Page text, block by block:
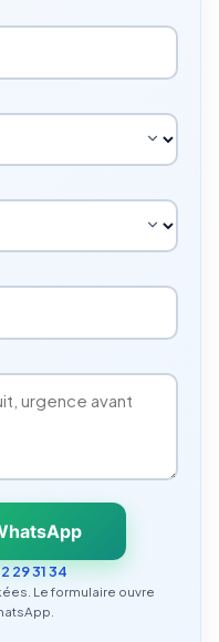
29 31 34
Le formulaire ouvre